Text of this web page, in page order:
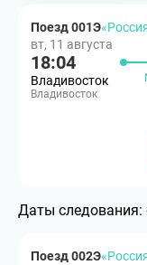
Поезд 001Э
вт, 11 августа
18:04
Владивосток
Владивосток
Даты следования:
Поезд 002Э